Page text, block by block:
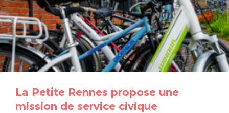
La Petite Rennes propose une
mission de service civique